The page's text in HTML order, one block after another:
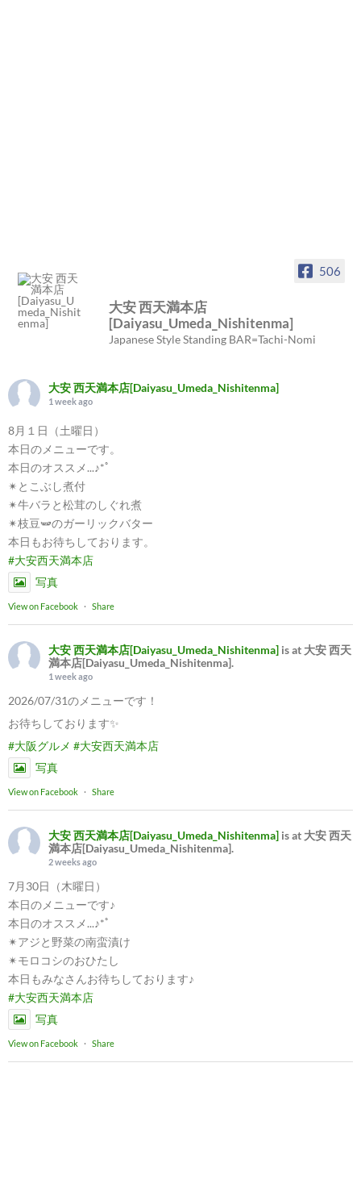
506
大安 西天満本店
[Daiyasu_Umeda_Nishitenma]
Japanese Style Standing BAR=Tachi-Nomi
大安 西天満本店[Daiyasu_Umeda_Nishitenma]
1 week ago
8月１日（土曜日）
本日のメニューです。
本日のオススメ...♪*ﾟ
✴︎とこぶし煮付
✴︎牛バラと松茸のしぐれ煮
✴︎枝豆🫛のガーリックバター
本日もお待ちしております。
#大安西天満本店
写真
View on Facebook · Share
大安 西天満本店[Daiyasu_Umeda_Nishitenma] is at 大安 西天
満本店[Daiyasu_Umeda_Nishitenma].
1 week ago
2026/07/31のメニューです！
お待ちしております✨
#大阪グルメ #大安西天満本店
写真
View on Facebook · Share
大安 西天満本店[Daiyasu_Umeda_Nishitenma] is at 大安 西天
満本店[Daiyasu_Umeda_Nishitenma].
2 weeks ago
7月30日（木曜日）
本日のメニューです♪
本日のオススメ...♪*ﾟ
✴︎アジと野菜の南蛮漬け
✴︎モロコシのおひたし
本日もみなさんお待ちしております♪
#大安西天満本店
写真
View on Facebook · Share